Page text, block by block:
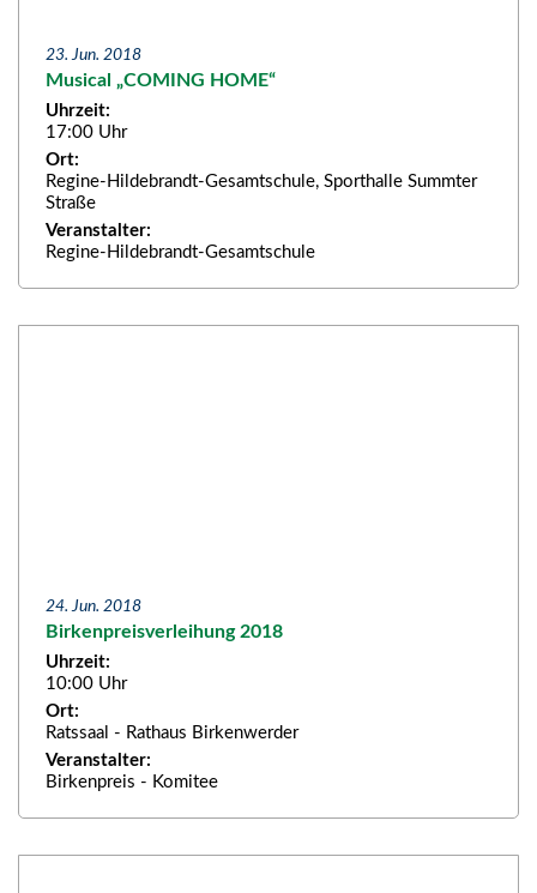
23. Jun. 2018
Musical „COMING HOME“
Uhrzeit:
17:00 Uhr
Ort:
Regine-Hildebrandt-Gesamtschule, Sporthalle Summter
Straße
Veranstalter:
Regine-Hildebrandt-Gesamtschule
24. Jun. 2018
Birkenpreisverleihung 2018
Uhrzeit:
10:00 Uhr
Ort:
Ratssaal - Rathaus Birkenwerder
Veranstalter:
Birkenpreis - Komitee